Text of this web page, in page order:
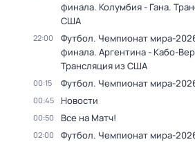
финала. Колумбия - Гана.
США
22:00
Футбол. Чемпионат мира-
финала. Аргентина - Кабо-
Трансляция из США
00:15 Футбол. Чемпионат мира-
00:45 Новости
00:50 Все на Матч!
02:00
Футбол. Чемпионат мира-